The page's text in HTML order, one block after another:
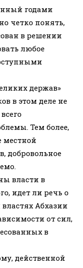
годами
четко понять,
в решении
любое
держав»
в этом деле не
Тем более,
местной
добровольное
власти в
идет ли речь о
Абхазии
от сил,
в
действенной